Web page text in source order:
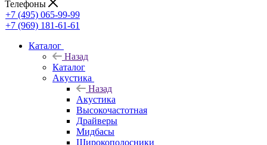
Телефоны
+7 (495) 065-99-99
+7 (969) 181-61-61
Каталог
Назад
Каталог
Акустика
Назад
Акустика
Высокочастотная
Драйверы
Мидбасы
Широкополосники